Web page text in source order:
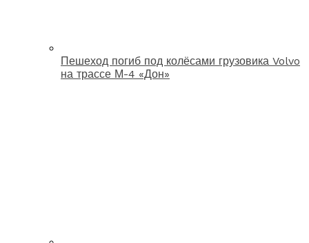
Пешеход погиб под колёсами грузовика Volvo
на трассе М-4 «Дон»